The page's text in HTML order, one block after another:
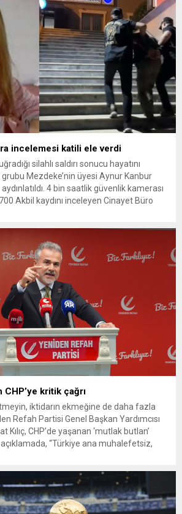
incelemesi katili ele verdi
silahlı saldırı sonucu hayatını
Mezdeke’nin üyesi Aynur Kanbur
4 bin saatlik güvenlik kamerası
Akbil kaydını inceleyen Cinayet Büro
CHP’ye kritik çağrı
iktidarın ekmeğine de daha fazla
Refah Partisi Genel Başkan Yardımcısı
Kılıç, CHP’de yaşanan ‘mutlak butlan’
açıklamada, “Türkiye ana muhalefetsiz,